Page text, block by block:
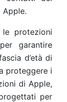
protezioni
garantire
d’età di
proteggere i
di Apple,
per